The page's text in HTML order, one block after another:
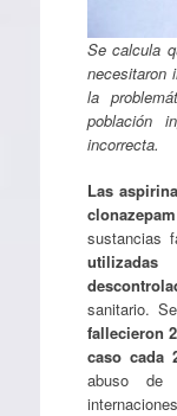
Se calcula
necesitaron
la
población
incorrecta.
Las
sustancias
sanitario.
fallecieron
caso cada
abuso de